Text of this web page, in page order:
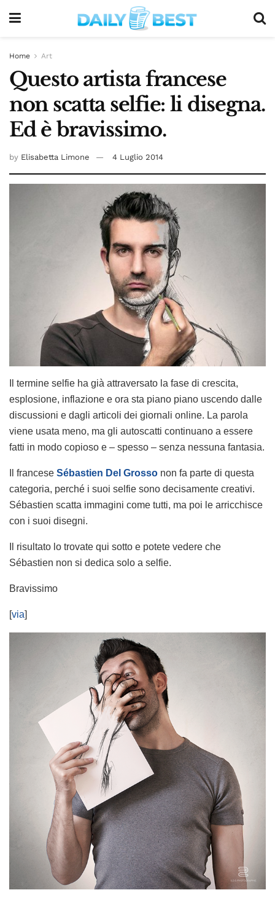
Home Art
Questo artista francese
non scatta selfie: li disegna.
Ed è bravissimo.
by Elisabetta Limone 4 Luglio 2014
Il termine selfie ha già attraversato la fase di crescita,
esplosione, inflazione e ora sta piano piano uscendo dalle
discussioni e dagli articoli dei giornali online. La parola
viene usata meno, ma gli autoscatti continuano a essere
fatti in modo copioso e – spesso – senza nessuna fantasia.
Il francese Sébastien Del Grosso non fa parte di questa
categoria, perché i suoi selfie sono decisamente creativi.
Sébastien scatta immagini come tutti, ma poi le arricchisce
con i suoi disegni.
Il risultato lo trovate qui sotto e potete vedere che
Sébastien non si dedica solo a selfie.
Bravissimo
[via]